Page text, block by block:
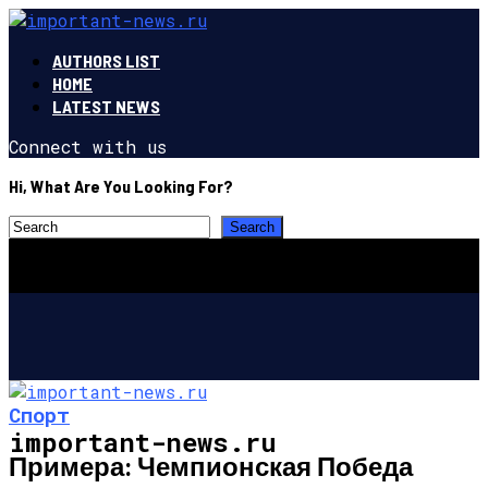
AUTHORS LIST
HOME
LATEST NEWS
Connect with us
Hi, What Are You Looking For?
important-news.ru
Спорт
Примера: Чемпионская Победа